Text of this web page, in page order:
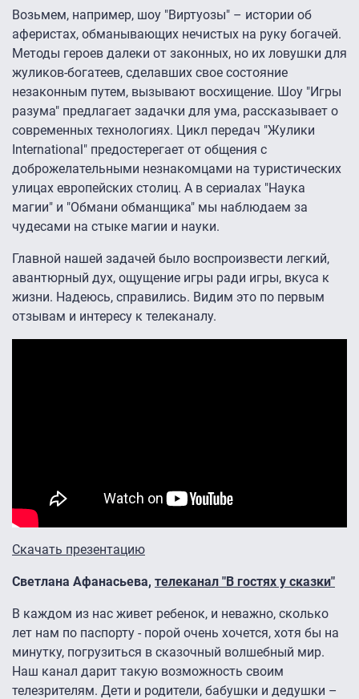
Возьмем, например, шоу "Виртуозы" – истории об
аферистах, обманывающих нечистых на руку богачей.
Методы героев далеки от законных, но их ловушки для
жуликов-богатеев, сделавших свое состояние
незаконным путем, вызывают восхищение. Шоу "Игры
разума" предлагает задачки для ума, рассказывает о
современных технологиях. Цикл передач "Жулики
International" предостерегает от общения с
доброжелательными незнакомцами на туристических
улицах европейских столиц. А в сериалах "Наука
магии" и "Обмани обманщика" мы наблюдаем за
чудесами на стыке магии и науки.
Главной нашей задачей было воспроизвести легкий,
авантюрный дух, ощущение игры ради игры, вкуса к
жизни. Надеюсь, справились. Видим это по первым
отзывам и интересу к телеканалу.
Скачать презентацию
Светлана Афанасьева, телеканал "В гостях у сказки"
В каждом из нас живет ребенок, и неважно, сколько
лет нам по паспорту - порой очень хочется, хотя бы на
минутку, погрузиться в сказочный волшебный мир.
Наш канал дарит такую возможность своим
телезрителям. Дети и родители, бабушки и дедушки –